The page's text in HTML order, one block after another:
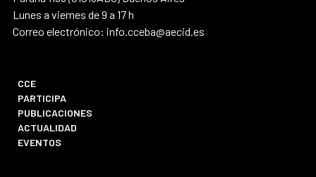
Lunes a viernes de 9 a 17 h
Correo electrónico: info.cceba@aecid.es
CCE
PARTICIPA
PUBLICACIONES
ACTUALIDAD
EVENTOS